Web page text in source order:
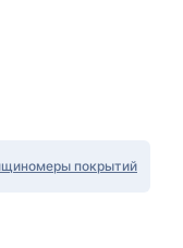
покрытий